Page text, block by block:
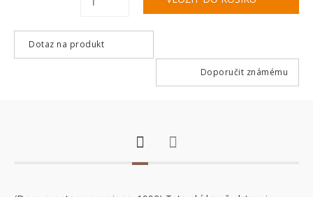
Dotaz na produkt
Doporučit známému